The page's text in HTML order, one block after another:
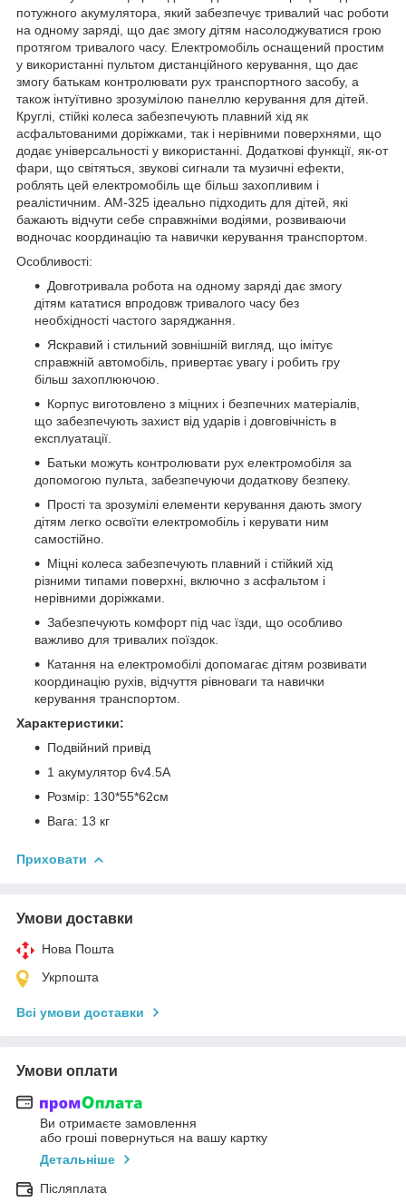
потужного акумулятора, який забезпечує тривалий час роботи
на одному заряді, що дає змогу дітям насолоджуватися грою
протягом тривалого часу. Електромобіль оснащений простим
у використанні пультом дистанційного керування, що дає
змогу батькам контролювати рух транспортного засобу, а
також інтуїтивно зрозумілою панеллю керування для дітей.
Круглі, стійкі колеса забезпечують плавний хід як
асфальтованими доріжками, так і нерівними поверхнями, що
додає універсальності у використанні. Додаткові функції, як-от
фари, що світяться, звукові сигнали та музичні ефекти,
роблять цей електромобіль ще більш захопливим і
реалістичним. AM-325 ідеально підходить для дітей, які
бажають відчути себе справжніми водіями, розвиваючи
водночас координацію та навички керування транспортом.
Особливості:
Довготривала робота на одному заряді дає змогу
дітям кататися впродовж тривалого часу без
необхідності частого заряджання.
Яскравий і стильний зовнішній вигляд, що імітує
справжній автомобіль, привертає увагу і робить гру
більш захоплюючою.
Корпус виготовлено з міцних і безпечних матеріалів,
що забезпечують захист від ударів і довговічність в
експлуатації.
Батьки можуть контролювати рух електромобіля за
допомогою пульта, забезпечуючи додаткову безпеку.
Прості та зрозумілі елементи керування дають змогу
дітям легко освоїти електромобіль і керувати ним
самостійно.
Міцні колеса забезпечують плавний і стійкий хід
різними типами поверхні, включно з асфальтом і
нерівними доріжками.
Забезпечують комфорт під час їзди, що особливо
важливо для тривалих поїздок.
Катання на електромобілі допомагає дітям розвивати
координацію рухів, відчуття рівноваги та навички
керування транспортом.
Характеристики:
Подвійний привід
1 акумулятор 6v4.5A
Розмір: 130*55*62см
Вага: 13 кг
Приховати
Умови доставки
Нова Пошта
Укрпошта
Всі умови доставки
Умови оплати
Ви отримаєте замовлення
або гроші повернуться на вашу картку
Детальніше
Післяплата